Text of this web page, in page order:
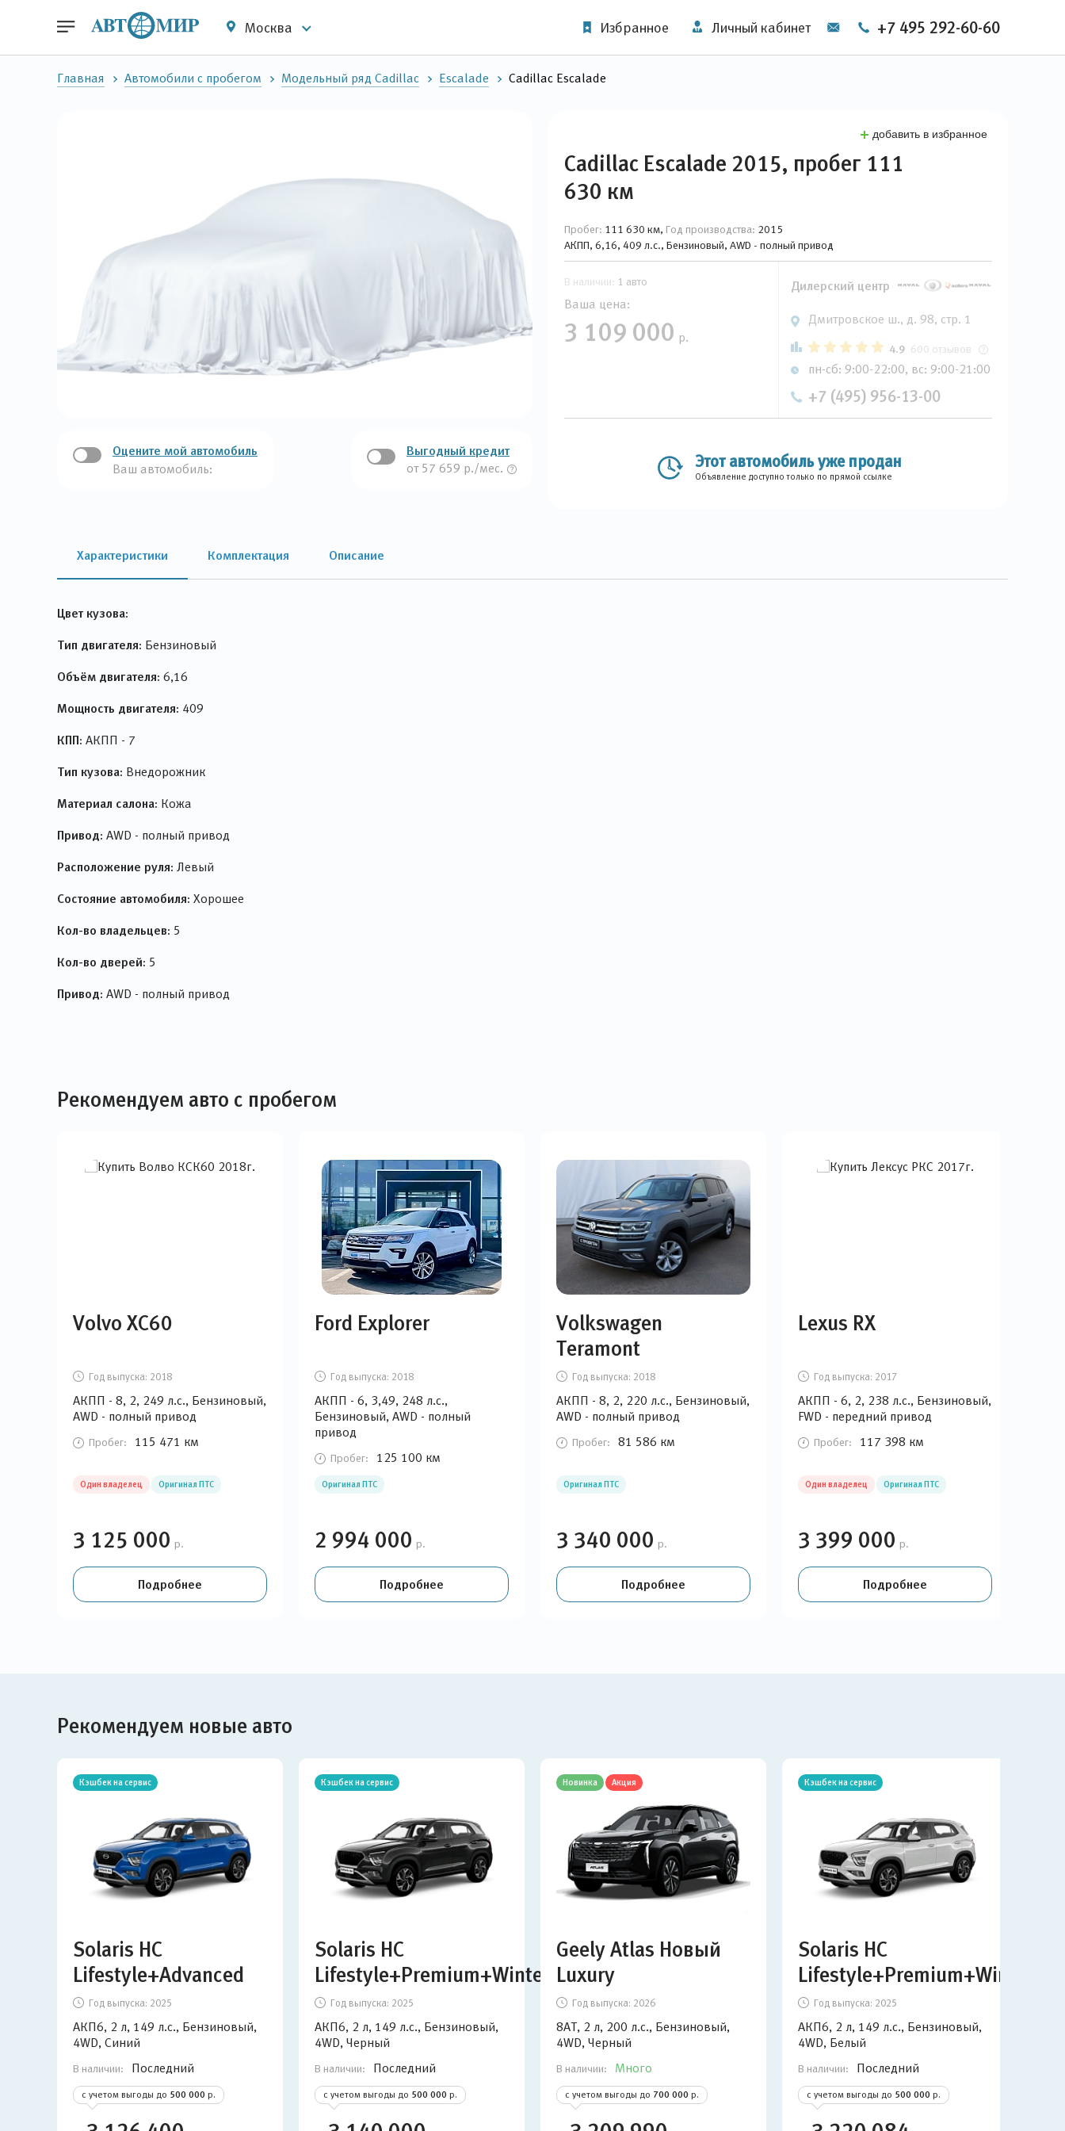
Москва Избранное Личный кабинет +7 495 292-60-60
Главная Автомобили с пробегом Модельный ряд Cadillac Escalade Cadillac Escalade
Оцените мой автомобиль
Ваш автомобиль:
Выгодный кредит
от 57 659 р./мес.
добавить в избранное
Cadillac Escalade 2015, пробег 111
630 км
Пробег: 111 630 км, Год производства: 2015
АКПП, 6,16, 409 л.с., Бензиновый, AWD - полный привод
В наличии: 1 авто
Ваша цена:
3 109 000 р.
Дилерский центр
Дмитровское ш., д. 98, стр. 1
4.9 600 отзывов
пн-сб: 9:00-22:00, вс: 9:00-21:00
+7 (495) 956-13-00
Этот автомобиль уже продан
Объявление доступно только по прямой ссылке
Характеристики Комплектация Описание
Цвет кузова:
Тип двигателя: Бензиновый
Объём двигателя: 6,16
Мощность двигателя: 409
КПП: АКПП - 7
Тип кузова: Внедорожник
Материал салона: Кожа
Привод: AWD - полный привод
Расположение руля: Левый
Состояние автомобиля: Хорошее
Кол-во владельцев: 5
Кол-во дверей: 5
Привод: AWD - полный привод
Рекомендуем авто с пробегом
Volvo XC60
Год выпуска: 2018
АКПП - 8, 2, 249 л.с., Бензиновый,
AWD - полный привод
Пробег: 115 471 км
Один владелец Оригинал ПТС
3 125 000 р.
Подробнее
Ford Explorer
Год выпуска: 2018
АКПП - 6, 3,49, 248 л.с.,
Бензиновый, AWD - полный
привод
Пробег: 125 100 км
Оригинал ПТС
2 994 000 р.
Подробнее
Volkswagen
Teramont
Год выпуска: 2018
АКПП - 8, 2, 220 л.с., Бензиновый,
AWD - полный привод
Пробег: 81 586 км
Оригинал ПТС
3 340 000 р.
Подробнее
Lexus RX
Год выпуска: 2017
АКПП - 6, 2, 238 л.с., Бензиновый,
FWD - передний привод
Пробег: 117 398 км
Один владелец Оригинал ПТС
3 399 000 р.
Подробнее
Рекомендуем новые авто
Кэшбек на сервис
Solaris HC
Lifestyle+Advanced
Год выпуска: 2025
АКП6, 2 л, 149 л.с., Бензиновый,
4WD, Синий
В наличии: Последний
с учетом выгоды до 500 000 р.
Кэшбек на сервис
Solaris HC
Lifestyle+Premium+Winter+Advanced
Год выпуска: 2025
АКП6, 2 л, 149 л.с., Бензиновый,
4WD, Черный
В наличии: Последний
с учетом выгоды до 500 000 р.
Новинка Акция
Geely Atlas Новый
Luxury
Год выпуска: 2026
8AT, 2 л, 200 л.с., Бензиновый,
4WD, Черный
В наличии: Много
с учетом выгоды до 700 000 р.
Кэшбек на сервис
Solaris HC
Год выпуска: 2025
АКП6, 2 л, 149 л.с., Бензиновый,
4WD, Белый
В наличии: Последний
с учетом выгоды до 500 000 р.